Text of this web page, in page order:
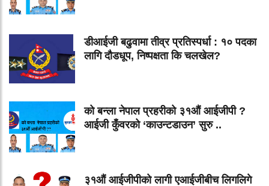
डीआईजी बढुवामा तीव्र प्रतिस्पर्धा : १० पदका
लागि दौडधूप, निष्पक्षता कि चलखेल?
को बन्ला नेपाल प्रहरीको ३१औं आईजीपी ?
आईजी कुँवरको ‘काउन्टडाउन’ सुरु ..
३१औं आईजीपीको लागी एआईजीबीच लिगलिगे